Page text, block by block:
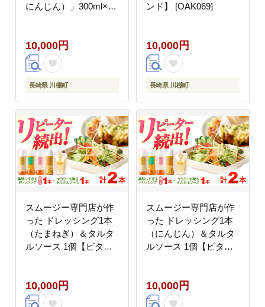
にんじん）」300ml×2
10,000円
長崎県 川棚町
ンド】 [OAK069]
10,000円
長崎県 川棚町
スムージー専門店が作
った ドレッシング1本
（たまねぎ）＆タルタ
ルソース 1個【ビタミ
10,000円
スムージー専門店が作
った ドレッシング1本
（にんじん）＆タルタ
ルソース 1個【ビタミ
10,000円